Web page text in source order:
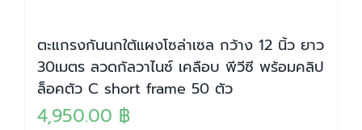
ตะแกรงกันนกใต้แผงโซล่าเซล กว้าง 12 นิ้ว ยาว
30เมตร ลวดกัลวาไนซ์ เคลือบ พีวีซี พร้อมคลิป
ล็อคตัว C short frame 50 ตัว
4,950.00 ฿